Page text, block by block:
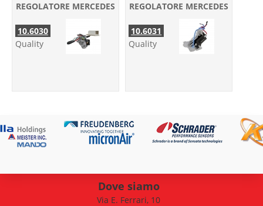
REGOLATORE MERCEDES
10.6030
Quality
REGOLATORE MERCEDES
10.6031
Quality
Dove siamo
Via E. Ferrari, 10